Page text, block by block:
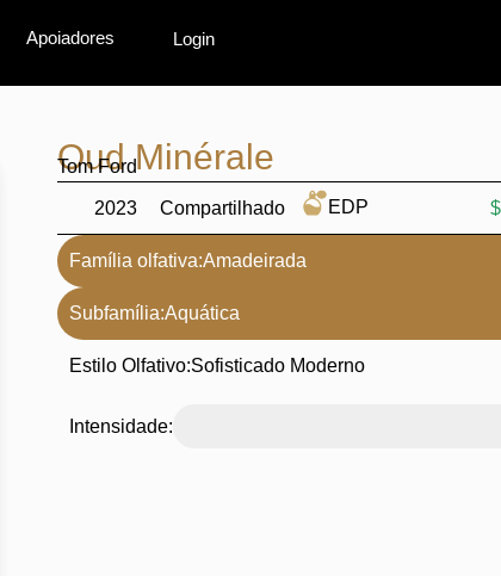
Apoiadores Login
Oud Minérale
Tom Ford
2023 Compartilhado EDP
Família olfativa:Amadeirada
Subfamília:Aquática
Estilo Olfativo:Sofisticado Moderno
Intensidade: